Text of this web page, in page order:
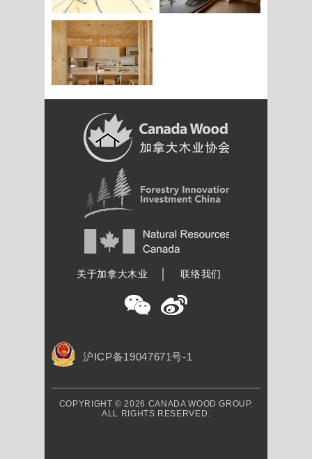
关于加拿大木业 联络我们
沪ICP备19047671号-1
COPYRIGHT © 2026 CANADA WOOD GROUP.
ALL RIGHTS RESERVED.